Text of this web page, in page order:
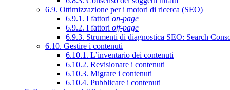
6.9. Ottimizzazione per i motori di ricerca (SEO)
6.9.1. I fattori on-page
6.9.2. I fattori off-page
6.9.3. Strumenti di diagnostica SEO: Search
6.10. Gestire i contenuti
6.10.1. L’inventario dei contenuti
6.10.2. Revisionare i contenuti
6.10.3. Migrare i contenuti
6.10.4. Pubblicare i contenuti